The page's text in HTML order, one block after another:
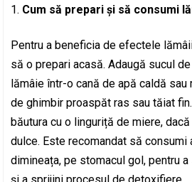
Cum să prepari și să consumi
Pentru a beneficia de efectele
să o prepari acasă. Adaugă sucul
lămâie într-o cană de apă caldă
de ghimbir proaspăt ras sau tăiat
băutura cu o linguriță de miere,
dulce. Este recomandat să consumi
dimineața, pe stomacul gol, pentru
și a sprijini procesul de detoxifiere.